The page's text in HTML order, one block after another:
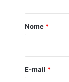
r
*
Nome *
E-mail *